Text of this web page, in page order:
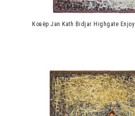
Ковёр Jan Kath Bidjar Highgate Enjoy